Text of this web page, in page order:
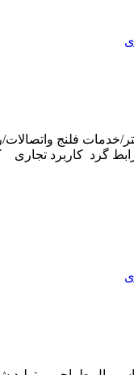
خدمات فلنج
گرد کاربرد تجاری